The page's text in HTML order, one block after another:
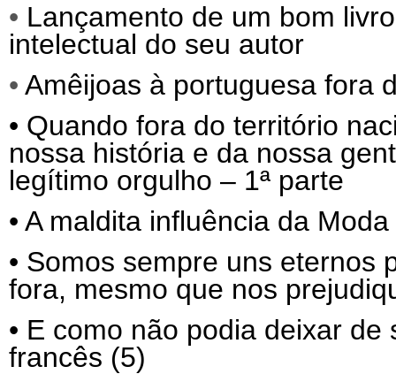
• Lançamento de um bom
intelectual do seu autor
• Amêijoas à portuguesa fora
• Quando fora do território
nossa história e da nossa
legítimo orgulho – 1ª parte
• A maldita influência da
• Somos sempre uns eternos
fora, mesmo que nos
• E como não podia deixar
francês (5)